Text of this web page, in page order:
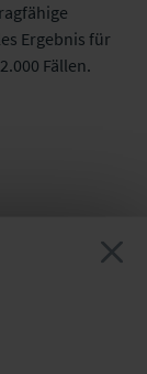
Ergebnis für
Fällen.